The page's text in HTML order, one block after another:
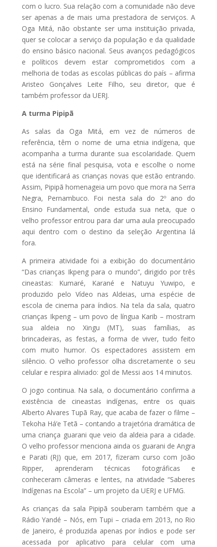
com o lucro. Sua relação com a comunidade não deve
ser apenas a de mais uma prestadora de serviços. A
Oga Mitá, não obstante ser uma instituição privada,
quer se colocar a serviço da população e da qualidade
do ensino básico nacional. Seus avanços pedagógicos
e políticos devem estar comprometidos com a
melhoria de todas as escolas públicas do país – afirma
Aristeo Gonçalves Leite Filho, seu diretor, que é
também professor da UERJ.
A turma Pipipã
As salas da Oga Mitá, em vez de números de
referência, têm o nome de uma etnia indígena, que
acompanha a turma durante sua escolaridade. Quem
está na série final pesquisa, vota e escolhe o nome
que identificará as crianças novas que estão entrando.
Assim, Pipipã homenageia um povo que mora na Serra
Negra, Pernambuco. Foi nesta sala do 2º ano do
Ensino Fundamental, onde estuda sua neta, que o
velho professor entrou para dar uma aula preocupado
aqui dentro com o destino da seleção Argentina lá
fora.
A primeira atividade foi a exibição do documentário
“Das crianças Ikpeng para o mundo”, dirigido por três
cineastas: Kumaré, Karané e Natuyu Yuwipo, e
produzido pelo Vídeo nas Aldeias, uma espécie de
escola de cinema para índios. Na tela da sala, quatro
crianças Ikpeng – um povo de língua Karib – mostram
sua aldeia no Xingu (MT), suas famílias, as
brincadeiras, as festas, a forma de viver, tudo feito
com muito humor. Os espectadores assistem em
silêncio. O velho professor olha discretamente o seu
celular e respira aliviado: gol de Messi aos 14 minutos.
O jogo continua. Na sala, o documentário confirma a
existência de cineastas indígenas, entre os quais
Alberto Alvares Tupã Ray, que acaba de fazer o filme –
Tekoha Há’e Tetã – contando a trajetória dramática de
uma criança guarani que veio da aldeia para a cidade.
O velho professor menciona ainda os guarani de Angra
e Parati (RJ) que, em 2017, fizeram curso com João
Ripper, aprenderam técnicas fotográficas e
conheceram câmeras e lentes, na atividade “Saberes
Indígenas na Escola” – um projeto da UERJ e UFMG.
As crianças da sala Pipipã souberam também que a
Rádio Yandé – Nós, em Tupi – criada em 2013, no Rio
de Janeiro, é produzida apenas por índios e pode ser
acessada por aplicativo para celular com uma